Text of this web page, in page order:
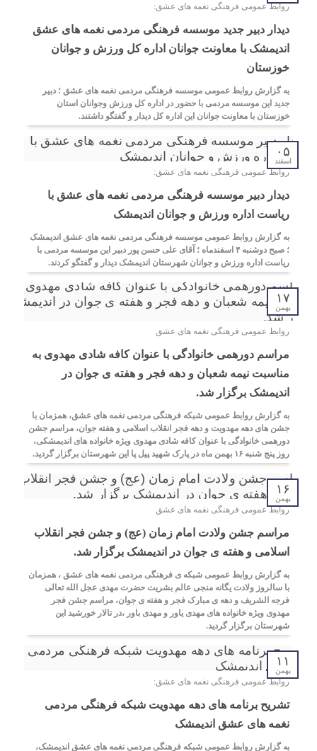
روابط عمومی فرهنگی نغمه های عشق:
دیدار دبیر جدید موسسه فرهنگی مردمی نغمه های عشق
اندیمشک با معاونت جوانان اداره کل ورزش و جوانان
خوزستان
به گزارش روابط عمومی موسسه فرهنگی مردمی نغمه های عشق ؛ دبیر
جدید این موسسه مردمی با حضور در اداره کل ورزش وجوانان استان
خوزستان با معاونت جوانان این اداره کل دیدار و گفتگو داشتند.
۰۵
اسفند
روابط عمومی فرهنگی نغمه های عشق:
دیدار دبیر موسسه فرهنگی مردمی نغمه های عشق با
ریاست اداره ورزش و جوانان اندیمشک
به گزارش روابط عمومی موسسه فرهنگی مردمی نغمه های عشق اندیمشک
؛ صبح دوشنبه ۴ اسفندماه ؛ آقای علی حسن پور دبیر این موسسه مردمی با
ریاست اداره ورزش و جوانان شهرستان اندیمشک دیدار و گفتگو کردند.
۱۷
بهمن
روابط عمومی فرهنگی نغمه های عشق
مراسم دورهمی خانوادگی با عنوان کافه شادی مهدوی به
مناسبت نیمه شعبان و دهه فجر و هفته ی جوان در
اندیمشک برگزار شد.
به گزارش روابط عمومی شبکه فرهنگی مردمی نغمه های عشق، همزمان با
جشن های دهه مهدویت و دهه فجر انقلاب اسلامی و هفته جوان، مراسم جشن
دورهمی خانوادگی با عنوان کافه شادی مهدوی ویژه خانواده های اندیمشکی،
روز پنج شنبه ۱۶ بهمن ماه در پارک شهید پیل پا این شهرستان برگزار گردید.
۱۶
بهمن
روابط عمومی فرهنگی نغمه های عشق
مراسم جشن ولادت امام زمان (عج) و جشن فجر انقلاب
اسلامی و هفته ی جوان در اندیمشک برگزار شد.
به گزارش روابط عمومی شبکه ی فرهنگی مردمی نغمه های عشق ، همزمان
با سالروز ولادت یگانه منجی عالم بشریت حضرت مهدی عجل الله تعالی
فرجه الشریف و دهه ی مبارک فجر و هفته ی جوان، مراسم جشن فجر
مهدوی ویژه خانواده های مهدی یاور و مهدی باور ،در تالار خورشید این
شهرستان برگزار گردید.
۱۱
بهمن
روابط عمومی فرهنگی نغمه های عشق:
تشریح برنامه های دهه مهدویت شبکه فرهنگی مردمی
نغمه های عشق اندیمشک
به گزارش روابط عمومی شبکه فرهنگی مردمی نغمه های عشق اندیمشک،